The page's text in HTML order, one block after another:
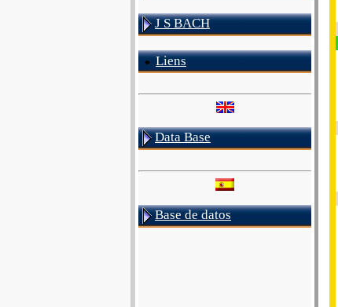
J S BACH
Liens
Data Base
Base de datos